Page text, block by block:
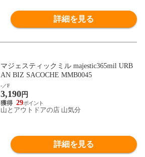
詳細を見る
マジェスティックミル majestic365mil URB
AN BIZ SACOCHE MMB0045
-／F
3,190円
29
山とアウトドアの店 山気分
詳細を見る